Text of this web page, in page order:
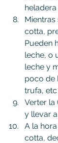
Mientras
cotta,
Pueden
leche, o
leche y
poco de
trufa, etc
Verter la
y llevar
A la
cotta,